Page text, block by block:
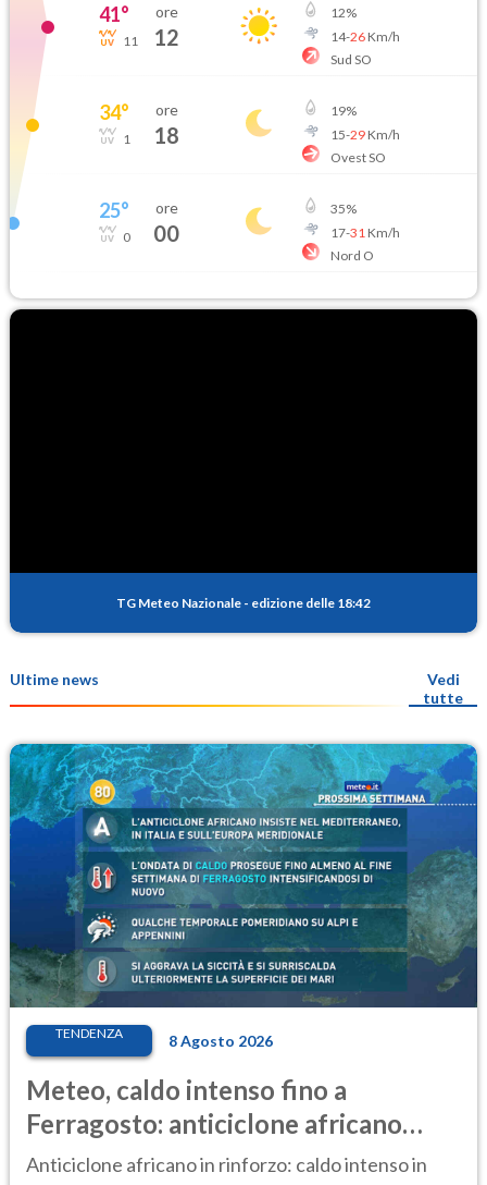
41°
11
ore
12
12%
14-26Km/h
Sud SO
34°
1
ore
18
19%
15-29Km/h
Ovest SO
25°
0
ore
00
35%
17-31 Km/h
Nord O
TG Meteo Nazionale - edizione delle 18:42
Ultime news
Vedi
tutte
TENDENZA 8 Agosto 2026
Meteo, caldo intenso fino a
Ferragosto: anticiclone africano
ancora protagonista
Anticiclone africano in rinforzo: caldo intenso in